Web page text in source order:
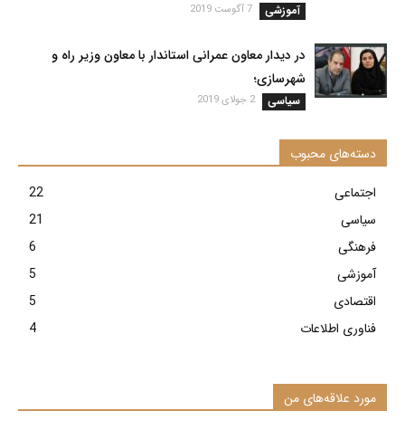
آموزشی 7 آگوست 2019
در دیدار معاون عمرانی استاندار با معاون وزیر راه و
شهرسازی؛
سیاسی 2 جولای 2019
دسته‌های محبوب
اجتماعی
22
سیاسی
21
فرهنگی
6
آموزشی
5
اقتصادی
5
فناوری اطلاعات
4
مورد علاقه‌های من